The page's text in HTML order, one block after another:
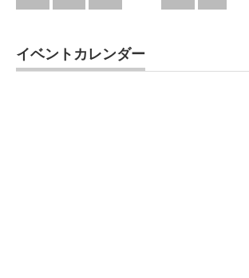
イベントカレンダー